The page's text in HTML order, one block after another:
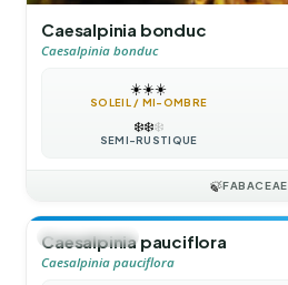
Caesalpinia bonduc
Caesalpinia bonduc
☀️☀️☀️
SOLEIL / MI-OMBRE
❄️❄️❄️
SEMI-RUSTIQUE
🍃FABACEAE
🍃GRIMPANTE
Caesalpinia pauciflora
Caesalpinia pauciflora